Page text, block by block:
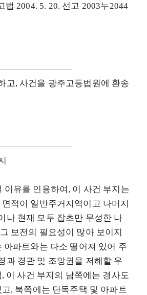
법 2004. 5. 20. 선고 2003누2044
고, 사건을 광주고등법원에 환송
이유를 인용하여, 이 사건 부지는
적이 일반주거지역이고 나머지
나 현재 모두 잡초만 무성한 나
보전의 필요성이 많아 보이지
아파트와는 다소 떨어져 있어 주
과 경관 및 조망권을 저해할 우
이 사건 부지의 남쪽에는 경사도
, 북쪽에는 단독주택 및 아파트